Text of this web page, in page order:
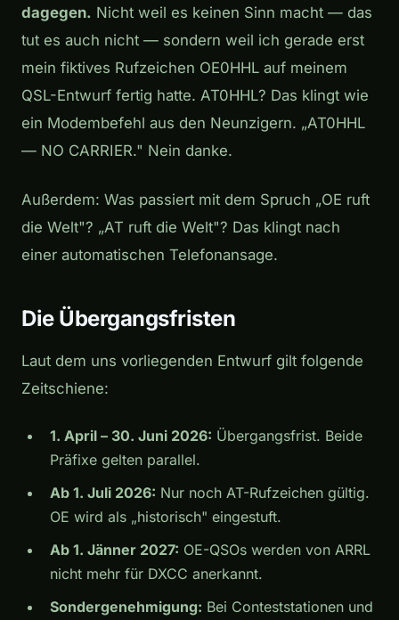
dagegen. Nicht weil es keinen Sinn macht — das
tut es auch nicht — sondern weil ich gerade erst
mein fiktives Rufzeichen OE0HHL auf meinem
QSL-Entwurf fertig hatte. AT0HHL? Das klingt wie
ein Modembefehl aus den Neunzigern. „AT0HHL
— NO CARRIER." Nein danke.
Außerdem: Was passiert mit dem Spruch „OE ruft
die Welt"? „AT ruft die Welt"? Das klingt nach
einer automatischen Telefonansage.
Die Übergangsfristen
Laut dem uns vorliegenden Entwurf gilt folgende
Zeitschiene:
1. April – 30. Juni 2026: Übergangsfrist. Beide
Präfixe gelten parallel.
Ab 1. Juli 2026: Nur noch AT-Rufzeichen gültig.
OE wird als „historisch" eingestuft.
Ab 1. Jänner 2027: OE-QSOs werden von ARRL
nicht mehr für DXCC anerkannt.
Sondergenehmigung: Bei Conteststationen und